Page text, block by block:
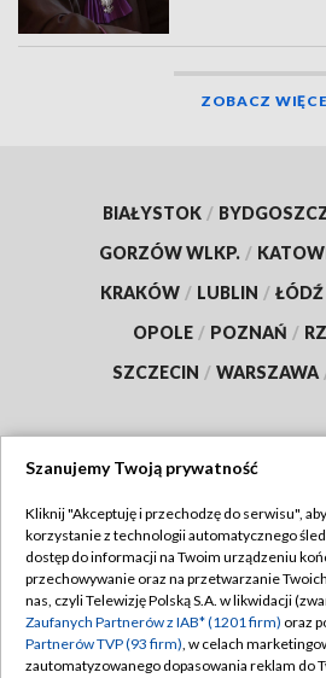
ZOBACZ
BIAŁYSTOK /
GORZÓW WLKP. /
KRAKÓW / LUBLIN / ŁÓDŹ
OPOLE / POZNAŃ /
SZCZECIN / WARSZAWA
TVP
Abonament TVP
Emisja w TVP
Centrum informacji TVP
Regulamin
Polityka
Moje
Szanujemy Twoją prywatność
Kliknij "Akceptuję i przechodzę do serwisu",
korzystanie z technologii automatycznego
dostęp do informacji na Twoim urządzeniu
przechowywanie oraz na przetwarzanie
nas, czyli Telewizję Polską S.A. w likwidacji
Zaufanych Partnerów z IAB* (1201 firm) oraz
Partnerów TVP (93 firm), w celach
zautomatyzowanego dopasowania reklam do